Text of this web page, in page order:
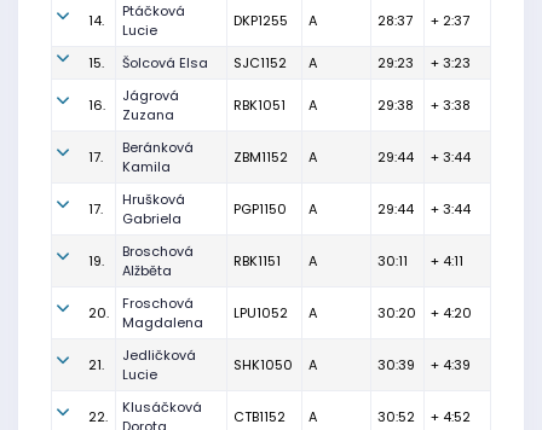
14.
Ptáčková
Lucie
DKP1255 A 28:37 + 2:37
15. Šolcová Elsa SJC1152 A 29:23 + 3:23
16.
Jágrová
Zuzana
RBK1051 A 29:38 + 3:38
17.
Beránková
Kamila
ZBM1152 A 29:44 + 3:44
17.
Hrušková
Gabriela
PGP1150 A 29:44 + 3:44
19.
Broschová
Alžběta
RBK1151 A 30:11 + 4:11
20.
Froschová
Magdalena
LPU1052 A 30:20 + 4:20
21.
Jedličková
Lucie
SHK1050 A 30:39 + 4:39
22.
Klusáčková
CTB1152 A 30:52 + 4:52